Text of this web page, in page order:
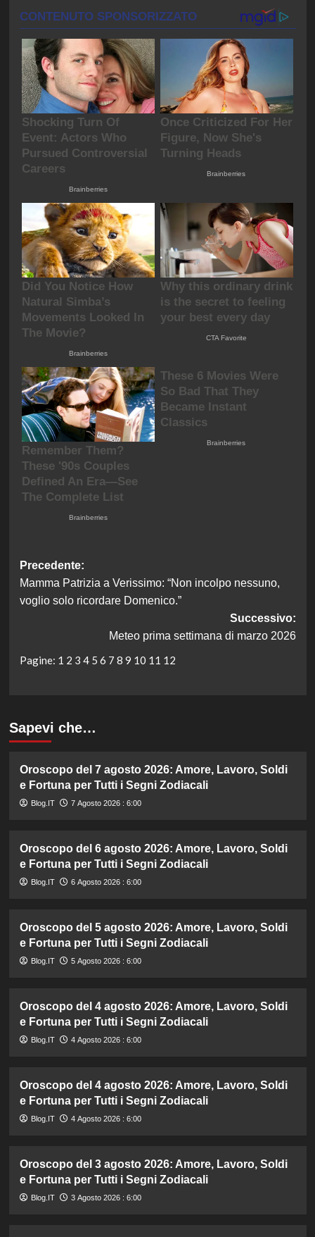
Navigazione
articolo
Precedente:
Mamma Patrizia a Verissimo: “Non incolpo nessuno,
voglio solo ricordare Domenico.”
Successivo:
Meteo prima settimana di marzo 2026
Pagine: 1 2 3 4 5 6 7 8 9 10 11 12
Sapevi che…
Oroscopo del 7 agosto 2026: Amore, Lavoro, Soldi
e Fortuna per Tutti i Segni Zodiacali
Blog.IT 7 Agosto 2026 : 6:00
Oroscopo del 6 agosto 2026: Amore, Lavoro, Soldi
e Fortuna per Tutti i Segni Zodiacali
Blog.IT 6 Agosto 2026 : 6:00
Oroscopo del 5 agosto 2026: Amore, Lavoro, Soldi
e Fortuna per Tutti i Segni Zodiacali
Blog.IT 5 Agosto 2026 : 6:00
Oroscopo del 4 agosto 2026: Amore, Lavoro, Soldi
e Fortuna per Tutti i Segni Zodiacali
Blog.IT 4 Agosto 2026 : 6:00
Oroscopo del 4 agosto 2026: Amore, Lavoro, Soldi
e Fortuna per Tutti i Segni Zodiacali
Blog.IT 4 Agosto 2026 : 6:00
Oroscopo del 3 agosto 2026: Amore, Lavoro, Soldi
e Fortuna per Tutti i Segni Zodiacali
Blog.IT 3 Agosto 2026 : 6:00